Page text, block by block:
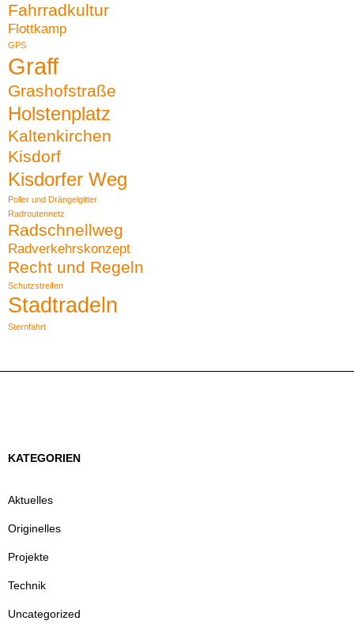
Fahrradkultur
Flottkamp
GPS
Graff
Grashofstraße
Holstenplatz
Kaltenkirchen
Kisdorf
Kisdorfer Weg
Poller und Drängelgitter
Radroutennetz
Radschnellweg
Radverkehrskonzept
Recht und Regeln
Schutzstreifen
Stadtradeln
Sternfahrt
KATEGORIEN
Aktuelles
Originelles
Projekte
Technik
Uncategorized